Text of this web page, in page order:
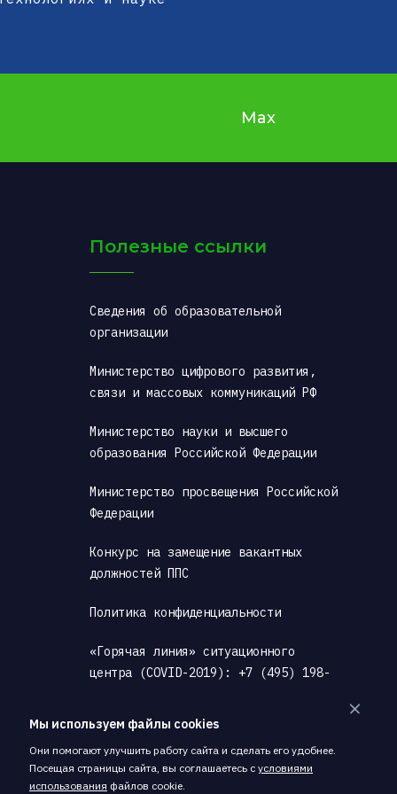
Max
Полезные ссылки
Сведения об образовательной
организации
Министерство цифрового развития,
связи и массовых коммуникаций РФ
Министерство науки и высшего
образования Российской Федерации
Министерство просвещения Российской
Федерации
Конкурс на замещение вакантных
должностей ППС
Политика конфиденциальности
«Горячая линия» ситуационного
центра (COVID-2019): +7 (495) 198-
Антитеррористическая деятельность
Скачать PDF, содержащий материалы
Мы используем файлы cookies
Они помогают улучшить работу сайта и сделать его удобнее.
Посещая страницы сайта, вы соглашаетесь с условиями
использования файлов cookie.